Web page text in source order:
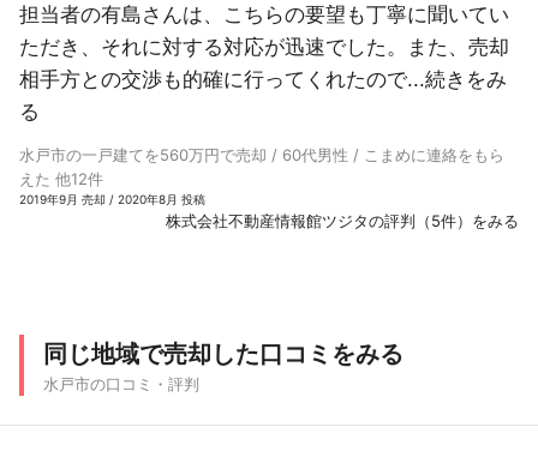
担当者の有島さんは、こちらの要望も丁寧に聞いてい
ただき、それに対する対応が迅速でした。また、売却
相手方との交渉も的確に行ってくれたので...続きをみ
る
水戸市の一戸建てを560万円で売却 / 60代男性 / こまめに連絡をもら
えた 他12件
2019年9月 売却 / 2020年8月 投稿
株式会社不動産情報館ツジタの評判（5件）をみる
同じ地域で売却した口コミをみる
水戸市の口コミ・評判